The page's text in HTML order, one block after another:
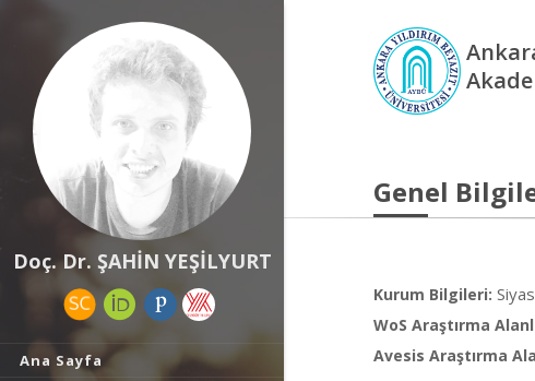
Doç. Dr. ŞAHİN YEŞİLYURT
Ana Sayfa
Genel
Kurum Bilgileri:
WoS Araştırma
Avesis Araştırma